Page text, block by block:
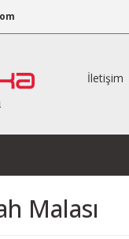
İletişim
Malası